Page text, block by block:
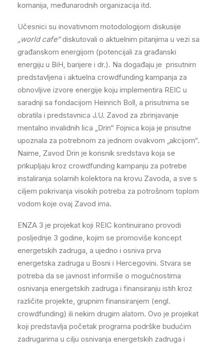
komanija, međunarodnih organizacija itd.
Učesnici su inovativnom motodologijom diskusije
„world cafe“diskutovali o aktuelnim pitanjima u vezi sa
građanskom energijom (potencijali za građanski
energiju u BiH, barijere i dr.). Na događaju je prisutnim
predstavljena i aktuelna crowdfunding kampanja za
obnovljive izvore energije koju implementira REIC u
saradnji sa fondacijom Heinrich Boll, a prisutnima se
obratila i predstavnica J.U. Zavod za zbrinjavanje
mentalno invalidnih lica „Drin“ Fojnica koja je prisutne
upoznala za potrebnom za jednom ovakvom „akcijom“.
Naime, Zavod Drin je korisnik sredstava koja se
prikupljaju kroz crowdfunding kampanju za potrebe
instaliranja solarnih kolektora na krovu Zavoda, a sve s
ciljem pokrivanja visokih potreba za potrošnom toplom
vodom koje ovaj Zavod ima.
ENZA 3 je projekat koji REIC kontinuirano provodi
posljednje 3 godine, kojim se promoviše koncept
energetskih zadruga, a ujedno i osniva prva
energetska zadruga u Bosni i Hercegovini. Stvara se
potreba da se javnost informiše o mogućnostima
osnivanja energetskih zadruga i finansiranju istih kroz
različite projekte, grupnim finansiranjem (engl.
crowdfunding) ili nekim drugim alatom. Ovo je projekat
koji predstavlja početak programa podrške budućim
zadrugarima u cilju osnivanja energetskih zadruga i